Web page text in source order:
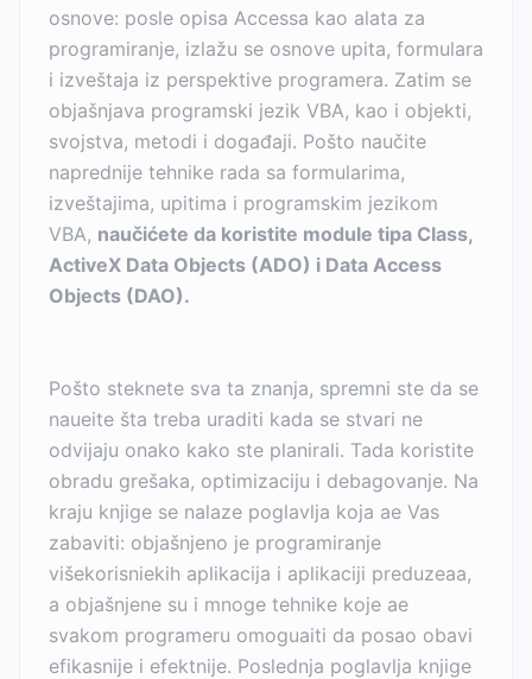
osnove: posle opisa Accessa kao alata za
programiranje, izlažu se osnove upita, formulara
i izveštaja iz perspektive programera. Zatim se
objašnjava programski jezik VBA, kao i objekti,
svojstva, metodi i događaji. Pošto naučite
naprednije tehnike rada sa formularima,
izveštajima, upitima i programskim jezikom
VBA, naučićete da koristite module tipa Class,
ActiveX Data Objects (ADO) i Data Access
Objects (DAO).
Pošto steknete sva ta znanja, spremni ste da se
naueite šta treba uraditi kada se stvari ne
odvijaju onako kako ste planirali. Tada koristite
obradu grešaka, optimizaciju i debagovanje. Na
kraju knjige se nalaze poglavlja koja ae Vas
zabaviti: objašnjeno je programiranje
višekorisniekih aplikacija i aplikaciji preduzeaa,
a objašnjene su i mnoge tehnike koje ae
svakom programeru omoguaiti da posao obavi
efikasnije i efektnije. Poslednja poglavlja knjige